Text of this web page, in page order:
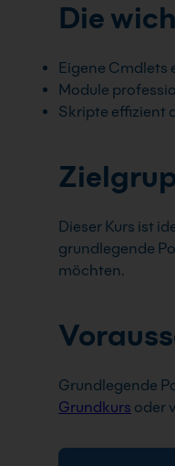
Die
Eigene Cmdlets
Module
Skripte effizient
Dieser Kurs ist
grundlegende
möchten.
Grundlegende
Grundkurs oder